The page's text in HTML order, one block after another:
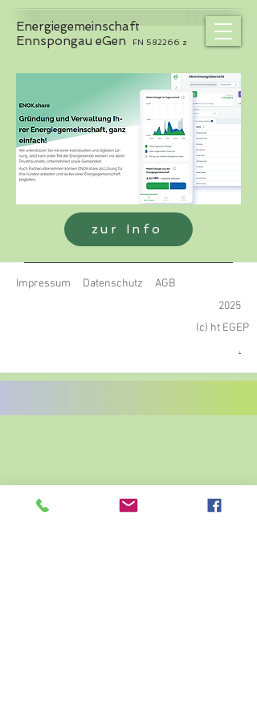
Energiegemeinschaft
Ennspongau eGen
FN 582266 z
zur Info
Impressum Datenschutz
AGB
2025
(c) ht EGEP
.